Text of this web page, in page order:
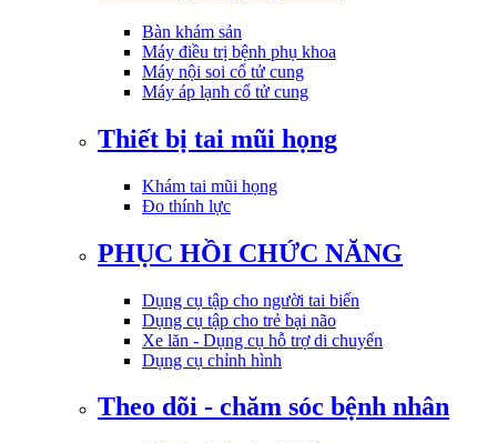
Bàn khám sản
Máy điều trị bệnh phụ khoa
Máy nội soi cổ tử cung
Máy áp lạnh cổ tử cung
Thiết bị tai mũi họng
Khám tai mũi họng
Đo thính lực
PHỤC HỒI CHỨC NĂNG
Dụng cụ tập cho người tai biến
Dụng cụ tập cho trẻ bại não
Xe lăn - Dụng cụ hỗ trợ di chuyển
Dụng cụ chỉnh hình
Theo dõi - chăm sóc bệnh nhân